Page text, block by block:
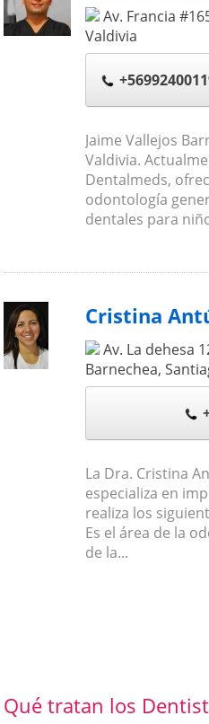
Av. Francia
Valdivia
Jaime Vallejos
Valdivia.
Dentalmeds,
odontología
dentales para
Cristina
Av. La dehesa
Barnechea,
La Dra. Cristina
especializa en
realiza los
Es el área de la
de la...
Qué tratan los